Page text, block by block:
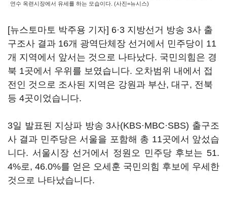
연수 옥련시장에서 유세를 하는 모습이다. (사진=뉴시스)
[뉴스토마토 박주용 기자] 6·3 지방선거 방송 3사 출
구조사 결과 16개 광역단체장 선거에서 민주당이 11
개 지역에서 앞서는 것으로 나타났다. 국민의힘은 경
북 1곳에서 우위를 보였습니다. 오차범위 내에서 접
전인 것으로 조사된 지역은 강원과 부산, 대구, 전북
등 4곳이었습니다.
3일 발표된 지상파 방송 3사(KBS·MBC·SBS) 출구조
사 결과 민주당은 서울을 포함해 총 11곳에서 앞섰습
니다. 서울시장 선거에서 정원오 민주당 후보는 51.
4%로, 46.0%를 얻은 오세훈 국민의힘 후보에 우세한
것으로 나타났습니다.